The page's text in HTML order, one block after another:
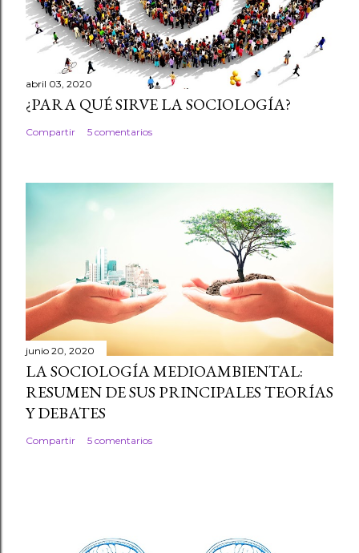
abril 03, 2020
¿PARA QUÉ SIRVE LA SOCIOLOGÍA?
Compartir 5 comentarios
junio 20, 2020
LA SOCIOLOGÍA MEDIOAMBIENTAL:
RESUMEN DE SUS PRINCIPALES TEORÍAS
Y DEBATES
Compartir 5 comentarios